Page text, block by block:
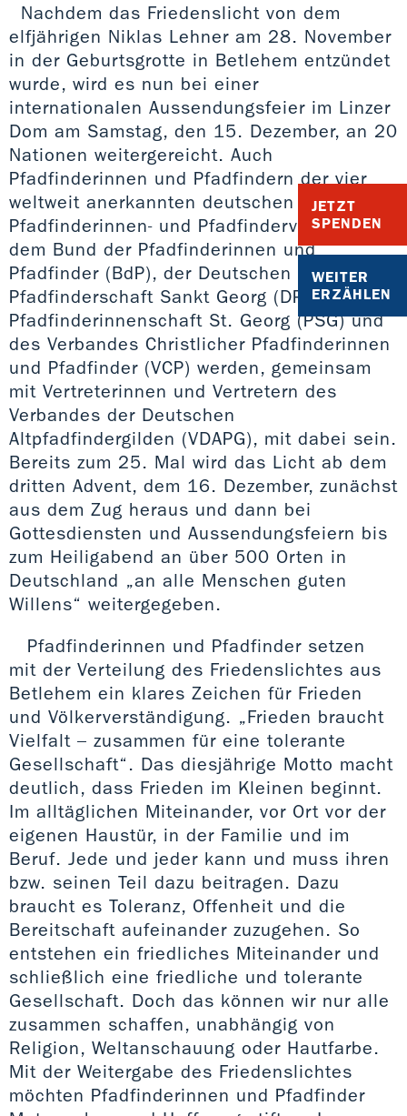
JETZT
SPENDEN
WEITER
ERZÄHLEN
Nachdem das Friedenslicht von dem
elfjährigen Niklas Lehner am 28. November
in der Geburtsgrotte in Betlehem entzündet
wurde, wird es nun bei einer
internationalen Aussendungsfeier im Linzer
Dom am Samstag, den 15. Dezember, an 20
Nationen weitergereicht. Auch
Pfadfinderinnen und Pfadfindern der vier
weltweit anerkannten deutschen
Pfadfinderinnen- und Pfadfinderverbände,
dem Bund der Pfadfinderinnen und
Pfadfinder (BdP), der Deutschen
Pfadfinderschaft Sankt Georg (DPSG), der
Pfadfinderinnenschaft St. Georg (PSG) und
des Verbandes Christlicher Pfadfinderinnen
und Pfadfinder (VCP) werden, gemeinsam
mit Vertreterinnen und Vertretern des
Verbandes der Deutschen
Altpfadfindergilden (VDAPG), mit dabei sein.
Bereits zum 25. Mal wird das Licht ab dem
dritten Advent, dem 16. Dezember, zunächst
aus dem Zug heraus und dann bei
Gottesdiensten und Aussendungsfeiern bis
zum Heiligabend an über 500 Orten in
Deutschland „an alle Menschen guten
Willens“ weitergegeben.
Pfadfinderinnen und Pfadfinder setzen
mit der Verteilung des Friedenslichtes aus
Betlehem ein klares Zeichen für Frieden
und Völkerverständigung. „Frieden braucht
Vielfalt – zusammen für eine tolerante
Gesellschaft“. Das diesjährige Motto macht
deutlich, dass Frieden im Kleinen beginnt.
Im alltäglichen Miteinander, vor Ort vor der
eigenen Haustür, in der Familie und im
Beruf. Jede und jeder kann und muss ihren
bzw. seinen Teil dazu beitragen. Dazu
braucht es Toleranz, Offenheit und die
Bereitschaft aufeinander zuzugehen. So
entstehen ein friedliches Miteinander und
schließlich eine friedliche und tolerante
Gesellschaft. Doch das können wir nur alle
zusammen schaffen, unabhängig von
Religion, Weltanschauung oder Hautfarbe.
Mit der Weitergabe des Friedenslichtes
möchten Pfadfinderinnen und Pfadfinder